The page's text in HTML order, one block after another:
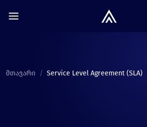
მთავარი / Service Level Agreement (SLA)